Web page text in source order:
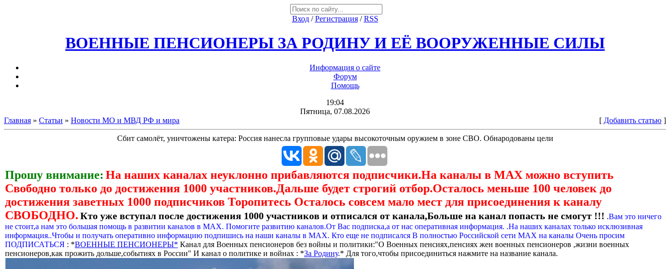
Вход/Регистрация/RSS
ВОЕННЫЕ ПЕНСИОНЕРЫ ЗА РОДИНУ И ЕЁ ВООРУЖЕННЫЕ СИЛЫ
Информация о сайте
Форум
Помощь
19:04
Пятница, 07.08.2026
Главная » Статьи » Новости МО и МВД РФ и мира [ Добавить статью ]
Сбит самолёт, уничтожены катера: Россия нанесла групповые удары высокоточным оружием в зоне СВО. Обнародованы цели
Прошу внимание: На наших каналах неуклонно прибавляются подписчики.На каналы в МАХ можно вступить
Свободно только до достижения 1000 участников.Дальше будет строгий отбор.Осталось меньше 100 человек до
достижения заветных 1000 подписчиков Торопитесь Осталось совсем мало мест для присоединения к каналу
СВОБОДНО. Кто уже вступал после достижения 1000 участников и отписался от канала,Больше на канал попасть не смогут !!! .Вам это ничего
не стоит,а нам это большая помощь в развитии каналов в МАХ. Помогите развитию каналов.От Вас подписка,а от нас оперативная информация. .На наших каналах только исклюзивная
информация..Чтобы и получать оперативно информацию подпишись на наши каналы в МАХ. Кто еще не подписался В полностью Российской сети МАХ на каналы Очень просим
ПОДПИСАТЬСЯ : *ВОЕННЫЕ ПЕНСИОНЕРЫ* Канал для Военных пенсионеров без войны и политики:"О Военных пенсиях,пенсиях жен военных пенсионеров ,жизни военных
пенсионеров,как прожить дольше,событиях в России" И канал о политике и войнах : *За Родину.* Для того,чтобы присоединиться нажмите на название канала.